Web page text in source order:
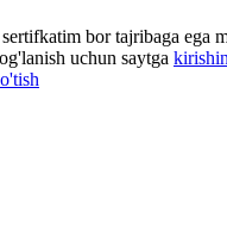
bor tajribaga ega
uchun saytga